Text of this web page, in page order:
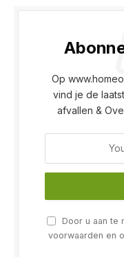
Op
vind je de
afvallen &
Door u aan te
voorwaarden en